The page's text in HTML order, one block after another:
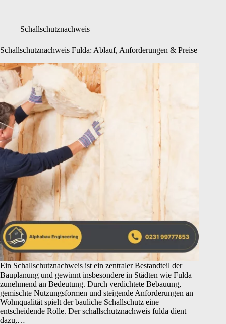
Schallschutznachweis
Schallschutznachweis Fulda: Ablauf, Anforderungen & Preise
Ein Schallschutznachweis ist ein zentraler Bestandteil der
Bauplanung und gewinnt insbesondere in Städten wie Fulda
zunehmend an Bedeutung. Durch verdichtete Bebauung,
gemischte Nutzungsformen und steigende Anforderungen an
Wohnqualität spielt der bauliche Schallschutz eine
entscheidende Rolle. Der schallschutznachweis fulda dient
dazu,…